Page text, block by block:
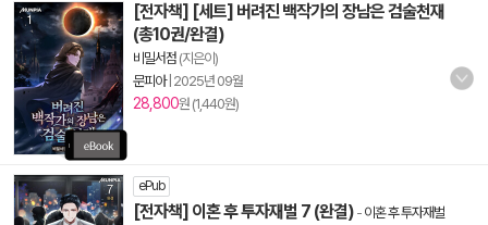
[전자책] [세트] 버려진 백작가의 장남은 검술천재
(총10권/완결)
비밀서점 (지은이)
문피아| 2025년 09월
28,800원 (1,440원)
ePub
[전자책] 이혼 후 투자재벌 7 (완결) - 이혼 후 투자재벌